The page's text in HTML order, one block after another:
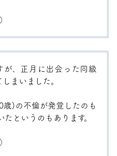
）
、正月に出会った同級
まいました。
)の不倫が発覚したのも
というのもあります。
）